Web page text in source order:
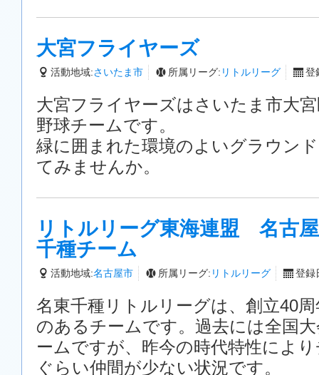
大宮フライヤーズ
活動地域:さいたま市 所属リーグ: リトルリーグ 登
大宮フライヤーズはさいたま市大
野球チームです。
緑に囲まれた環境のよいグラウン
てみませんか。
リトルリーグ東海連盟 名古
千種チーム
活動地域:名古屋市 所属リーグ: リトルリーグ 登録
名東千種リトルリーグは、創立40
のあるチームです。過去には全国
ームですが、昨今の時代特性によ
ぐらい仲間が少ない状況です。